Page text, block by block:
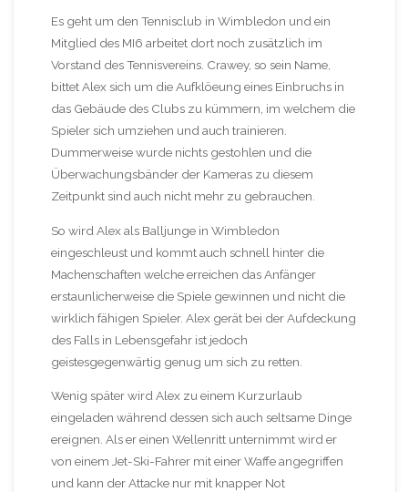
Es geht um den Tennisclub in Wimbledon und ein
Mitglied des MI6 arbeitet dort noch zusätzlich im
Vorstand des Tennisvereins. Crawey, so sein Name,
bittet Alex sich um die Aufklöeung eines Einbruchs in
das Gebäude des Clubs zu kümmern, im welchem die
Spieler sich umziehen und auch trainieren.
Dummerweise wurde nichts gestohlen und die
Überwachungsbänder der Kameras zu diesem
Zeitpunkt sind auch nicht mehr zu gebrauchen.
So wird Alex als Balljunge in Wimbledon
eingeschleust und kommt auch schnell hinter die
Machenschaften welche erreichen das Anfänger
erstaunlicherweise die Spiele gewinnen und nicht die
wirklich fähigen Spieler. Alex gerät bei der Aufdeckung
des Falls in Lebensgefahr ist jedoch
geistesgegenwärtig genug um sich zu retten.
Wenig später wird Alex zu einem Kurzurlaub
eingeladen während dessen sich auch seltsame Dinge
ereignen. Als er einen Wellenritt unternimmt wird er
von einem Jet-Ski-Fahrer mit einer Waffe angegriffen
und kann der Attacke nur mit knapper Not